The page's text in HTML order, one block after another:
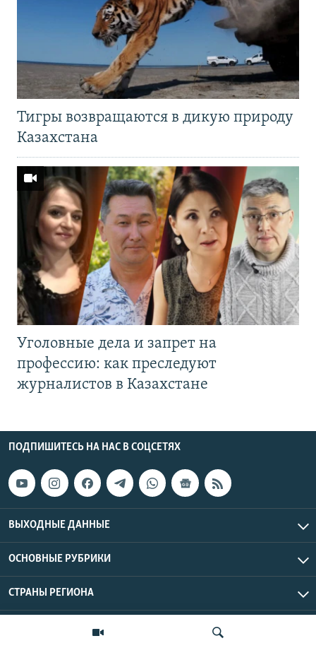
Тигры возвращаются в дикую природу
Казахстана
Уголовные дела и запрет на
профессию: как преследуют
журналистов в Казахстане
ПОДПИШИТЕСЬ НА НАС В СОЦСЕТЯХ
ВЫХОДНЫЕ ДАННЫЕ
ОСНОВНЫЕ РУБРИКИ
СТРАНЫ РЕГИОНА
Азаттык Азия © 2026 RFE/RL, Inc. | Все права защищены.